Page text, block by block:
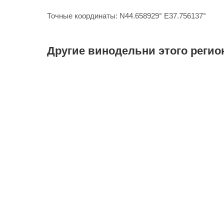
Точные координаты: N44.658929° E37.756137°
Другие винодельни этого